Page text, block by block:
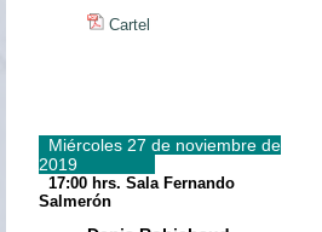
Cartel
Miércoles 27 de noviembre de
2019
17:00 hrs. Sala Fernando
Salmerón